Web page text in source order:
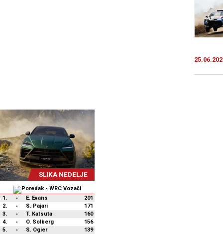
SLIKA NEDELJE
1. E. Evans
201
2.
S. Pajari
171
3.
T. Katsuta
160
4.
O. Solberg
156
5.
S. Ogier
139